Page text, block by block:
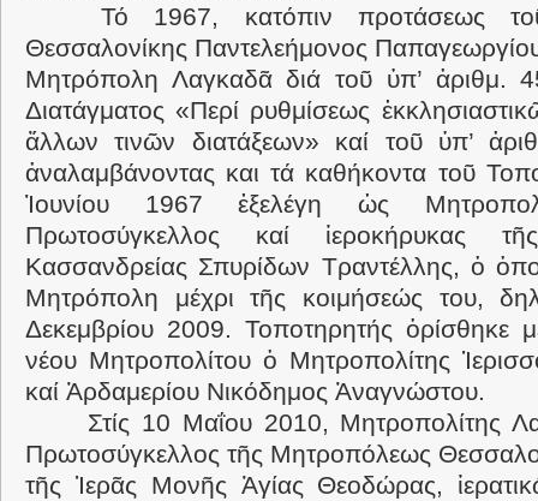
Τό 1967, κατόπιν προτάσεως
Θεσσαλονίκης Παντελεήμονος
Μητρόπολη Λαγκαδᾶ διά τοῦ ὑπ’ ἀριθμ.
Διατάγματος «Περί ρυθμίσεως
ἄλλων τινῶν διατάξεων» καί τοῦ ὑπ’
ἀναλαμβάνοντας και τά καθήκοντα τοῦ
Ἰουνίου 1967 ἐξελέγη ὡς
Πρωτοσύγκελλος καί ἱεροκήρυκας
Κασσανδρείας Σπυρίδων Τραντέλλης, ὁ
Μητρόπολη μέχρι τῆς κοιμήσεώς του,
Δεκεμβρίου 2009. Τοποτηρητής ὁρίσθηκε
νέου Μητροπολίτου ὁ Μητροπολίτης
καί Ἀρδαμερίου Νικόδημος Ἀναγνώστου.
Στίς 10 Μαΐου 2010, Μητροπολίτης
Πρωτοσύγκελλος τῆς Μητροπόλεως
τῆς Ἱερᾶς Μονῆς Ἁγίας Θεοδώρας,